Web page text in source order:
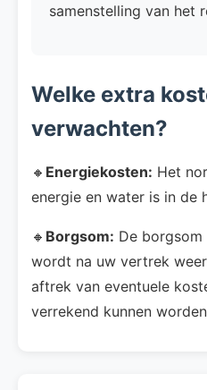
samenstelling van het
Welke extra
verwachten?
🔸 Energiekosten: Het
energie en water is in de
🔸 Borgsom: De
wordt na uw vertrek
aftrek van eventuele
verrekend kunnen